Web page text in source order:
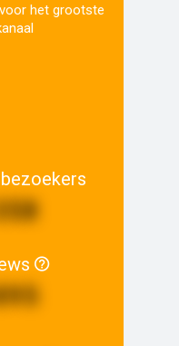
het grootste